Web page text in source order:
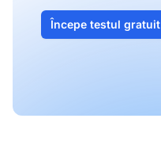
Începe testul gratuit